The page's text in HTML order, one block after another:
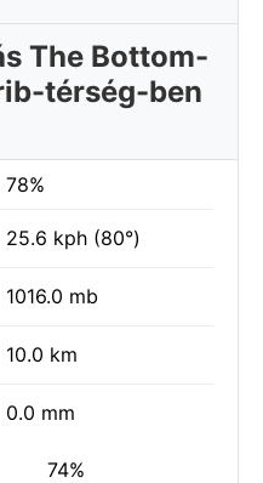
The Bottom-
térség-ben
78%
25.6 kph (80°)
1016.0 mb
10.0 km
0.0 mm
74%